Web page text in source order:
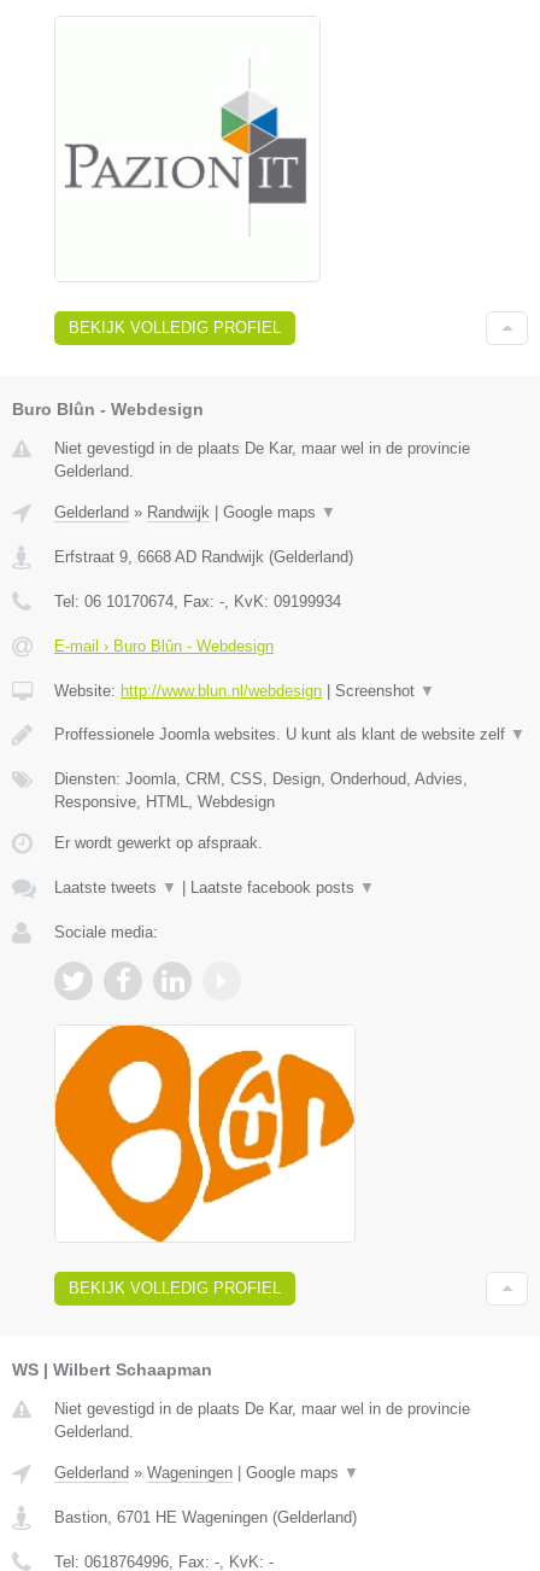
BEKIJK VOLLEDIG PROFIEL
Buro Blûn - Webdesign
Niet gevestigd in de plaats De Kar, maar wel in de provincie
Gelderland.
Gelderland » Randwijk Google maps ▼
Erfstraat 9, 6668 AD Randwijk (Gelderland)
Tel: 06 10170674, Fax: -, KvK: 09199934
E-mail › Buro Blûn - Webdesign
Website: http://www.blun.nl/webdesign Screenshot ▼
Proffessionele Joomla websites. U kunt als klant de website zelf ▼
Diensten: Joomla, CRM, CSS, Design, Onderhoud, Advies,
Responsive, HTML, Webdesign
Er wordt gewerkt op afspraak.
Laatste tweets ▼ Laatste facebook posts ▼
Sociale media:
BEKIJK VOLLEDIG PROFIEL
WS | Wilbert Schaapman
Niet gevestigd in de plaats De Kar, maar wel in de provincie
Gelderland.
Gelderland » Wageningen Google maps ▼
Bastion 6701 HE Wageningen (Gelderland)
Tel: 0618764996 , Fax: - , KvK: -